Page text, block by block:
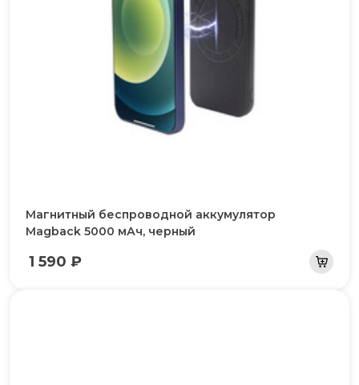
Магнитный беспроводной аккумулятор
Magback 5000 мАч, черный
1 590 ₽